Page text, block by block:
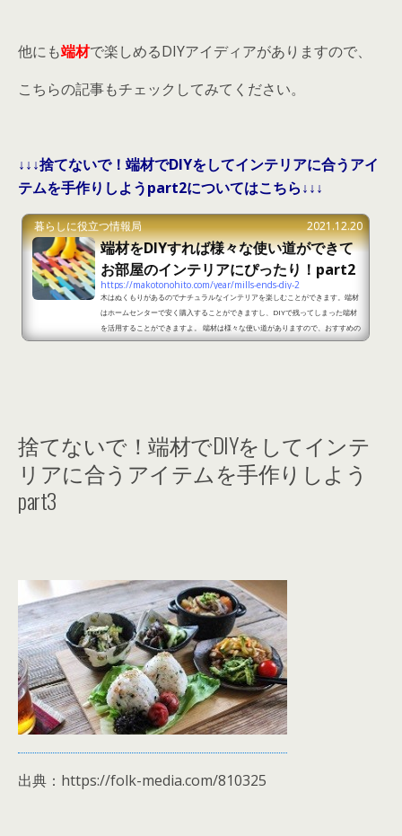
他にも端材で楽しめるDIYアイディアがありますので、
こちらの記事もチェックしてみてください。
↓↓↓捨てないで！端材でDIYをしてインテリアに合うアイ
テムを手作りしようpart2についてはこちら↓↓↓
暮らしに役立つ情報局 2021.12.20
端材をDIYすれば様々な使い道ができて
お部屋のインテリアにぴったり！part2
https://makotonohito.com/year/mills-ends-diy-2
木はぬくもりがあるのでナチュラルなインテリアを楽しむことができます。端材
はホームセンターで安く購入することができますし、DIYで残ってしまった端材
を活用することができますよ。 端材は様々な使い道がありますので、おすすめの
DIYアイディアをご紹介します。 端材をDIYすれば様々な使い道ができてお部屋
捨てないで！端材でDIYをしてインテ
リアに合うアイテムを手作りしよう
part3
出典：https://folk-media.com/810325